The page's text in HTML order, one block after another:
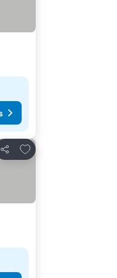
Partilhar
Adicionar aos favoritos